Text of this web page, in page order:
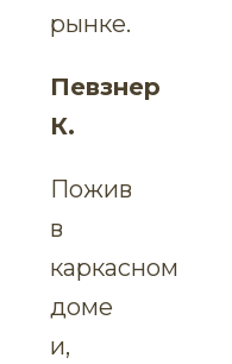
рынке.
Певзнер
К.
Пожив
в
каркасном
доме
и,